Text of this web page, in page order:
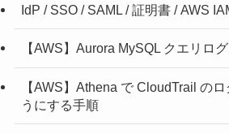
IdP / SSO / SAML / 証明書 / AWS
【AWS】Aurora MySQL クエリロ
【AWS】Athena で CloudTrail の
うにする手順